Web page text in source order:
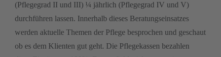
(Pflegegrad II und III) ¼ jährlich (Pflegegrad IV und V)
durchführen lassen. Innerhalb dieses Beratungseinsatzes
werden aktuelle Themen der Pflege besprochen und geschaut
ob es dem Klienten gut geht. Die Pflegekassen bezahlen